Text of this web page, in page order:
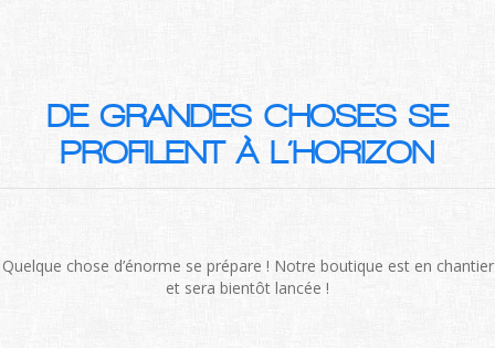
DE GRANDES CHOSES SE
PROFILENT À L’HORIZON
Quelque chose d’énorme se prépare ! Notre boutique est en chantier
et sera bientôt lancée !